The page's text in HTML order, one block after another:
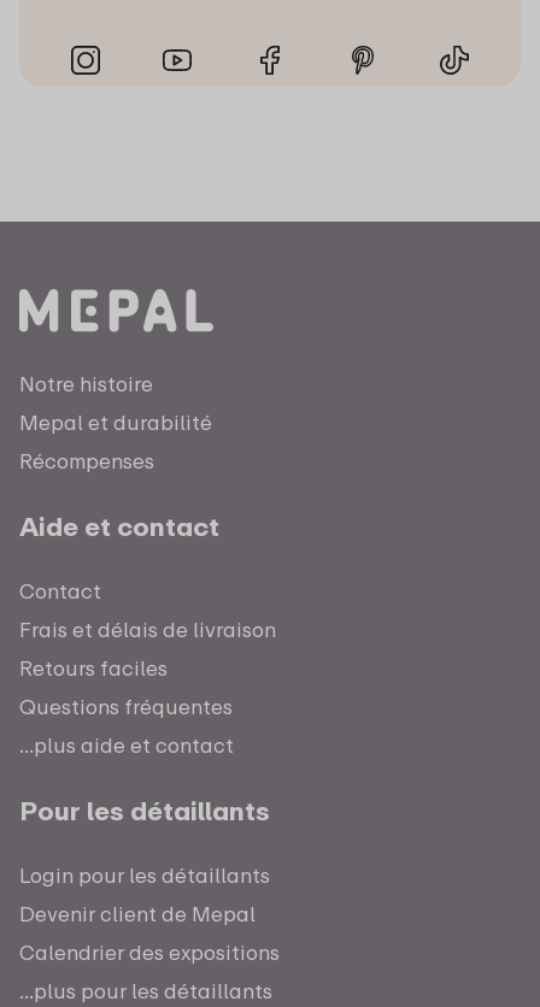
Notre histoire
Mepal et durabilité
Récompenses
Aide et contact
Contact
Frais et délais de livraison
Retours faciles
Questions fréquentes
...plus aide et contact
Pour les détaillants
Login pour les détaillants
Devenir client de Mepal
Calendrier des expositions
...plus pour les détaillants